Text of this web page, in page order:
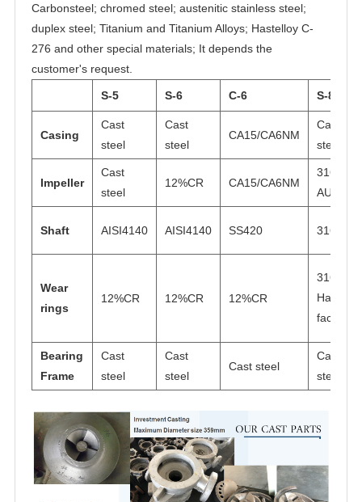
Carbonsteel; chromed steel; austenitic stainless steel;
duplex steel; Titanium and Titanium Alloys; Hastelloy C-
276 and other special materials; It depends the
customer's request.
S-5 S-6 C-6 S-8
Casing
Cast
steel
Cast
steel
CA15/CA6NM
Cast
steel
Impeller
Cast
steel
12%CR CA15/CA6NM
316
AUS
Shaft AISI4140 AISI4140 SS420 316N
Wear
rings
12%CR 12%CR 12%CR
316
Hard
faced
Bearing
Frame
Cast
steel
Cast
steel
Cast steel
Cast
steel